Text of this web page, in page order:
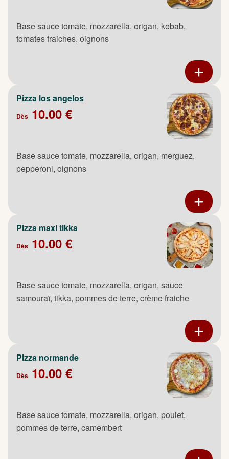
Base sauce tomate, mozzarella, origan, kebab,
tomates fraiches, oignons
Pizza los angelos
Dès 10.00 €
Base sauce tomate, mozzarella, origan, merguez,
pepperoni, oignons
Pizza maxi tikka
Dès 10.00 €
Base sauce tomate, mozzarella, origan, sauce
samouraï, tikka, pommes de terre, crème fraiche
Pizza normande
Dès 10.00 €
Base sauce tomate, mozzarella, origan, poulet,
pommes de terre, camembert